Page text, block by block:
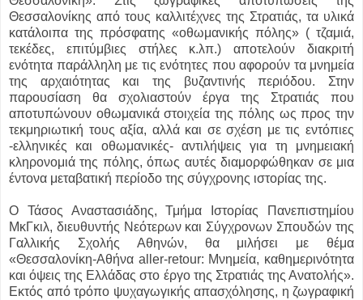
Θεσσαλονίκης από τους καλλιτέχνες της Στρατιάς, τα υλικά
κατάλοιπα της πρόσφατης «οθωμανικής πόλης» ( τζαμιά,
τεκέδες, επιτύμβιες στήλες κ.λπ.) αποτελούν διακριτή
ενότητα παράλληλη με τις ενότητες που αφορούν τα μνημεία
της αρχαιότητας και της βυζαντινής περιόδου. Στην
παρουσίαση θα σχολιαστούν έργα της Στρατιάς που
αποτυπώνουν οθωμανικά στοιχεία της πόλης ως προς την
τεκμηριωτική τους αξία, αλλά και σε σχέση με τις εντόπιες
-ελληνικές και οθωμανικές- αντιλήψεις για τη μνημειακή
κληρονομιά της πόλης, όπως αυτές διαμορφώθηκαν σε μια
έντονα μεταβατική περίοδο της σύγχρονης ιστορίας της.
Ο Τάσος Αναστασιάδης, Τμήμα Ιστορίας Πανεπιστημίου
ΜκΓκιλ, διευθυντής Νεότερων και Σύγχρονων Σπουδών της
Γαλλικής Σχολής Αθηνών, θα μιλήσει με θέμα
«Θεσσαλονίκη-Αθήνα aller-retour: Μνημεία, καθημερινότητα
και όψεις της Ελλάδας στο έργο της Στρατιάς της Ανατολής».
Εκτός από τρόπο ψυχαγωγικής απασχόλησης, η ζωγραφική